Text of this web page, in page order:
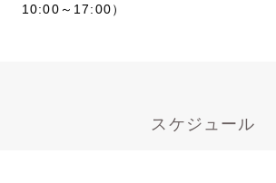
10:00～17:00）
スケジュール